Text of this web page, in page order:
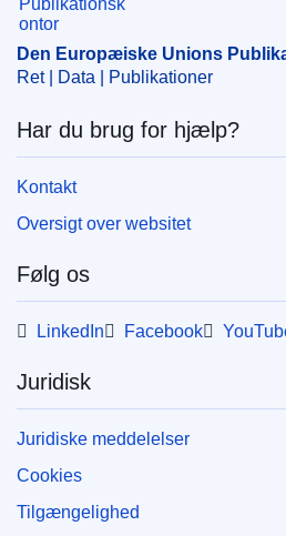
Den Europæiske Unions
Ret | Data | Publikationer
Har du brug for hjælp?
Kontakt
Oversigt over websitet
Følg os
LinkedIn Facebook
Juridisk
Juridiske meddelelser
Cookies
Tilgængelighed